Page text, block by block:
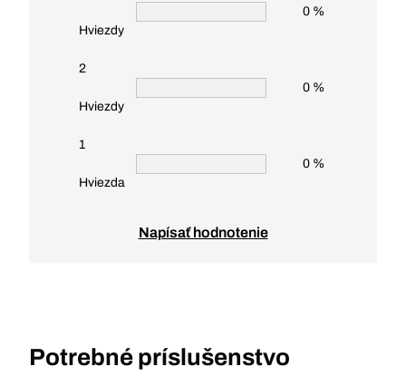
Hviezdy
0 %
2
Hviezdy
0 %
1
Hviezda
0 %
Napísať hodnotenie
Potrebné príslušenstvo